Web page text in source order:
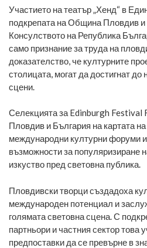
Участието на театър „Хенд“ в
подкрепата на Община Пловдив и
Консулството на Република
само признание за труда на
доказателство, че културните
столицата, могат да достигнат
сцени.
Селекцията за Edinburgh Festival
Пловдив и България на картата
международни културни форуми
възможности за популяризиране
изкуство пред световна публика.
Пловдивски творци създадоха
международен потенциал и
голямата световна сцена. С
партньори и частния сектор това
предпоставки да се превърне в